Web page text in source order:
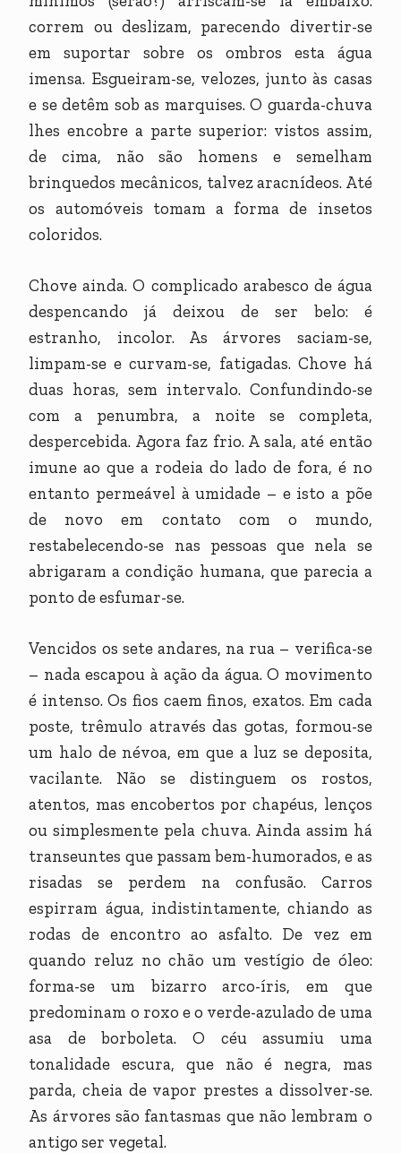
correm ou deslizam, parecendo divertir-se
em suportar sobre os ombros esta água
imensa. Esgueiram-se, velozes, junto às casas
e se detêm sob as marquises. O guarda-chuva
lhes encobre a parte superior: vistos assim,
de cima, não são homens e semelham
brinquedos mecânicos, talvez aracnídeos. Até
os automóveis tomam a forma de insetos
coloridos.
Chove ainda. O complicado arabesco de água
despencando já deixou de ser belo: é
estranho, incolor. As árvores saciam-se,
limpam-se e curvam-se, fatigadas. Chove há
duas horas, sem intervalo. Confundindo-se
com a penumbra, a noite se completa,
despercebida. Agora faz frio. A sala, até então
imune ao que a rodeia do lado de fora, é no
entanto permeável à umidade – e isto a põe
de novo em contato com o mundo,
restabelecendo-se nas pessoas que nela se
abrigaram a condição humana, que parecia a
ponto de esfumar-se.
Vencidos os sete andares, na rua – verifica-se
– nada escapou à ação da água. O movimento
é intenso. Os fios caem finos, exatos. Em cada
poste, trêmulo através das gotas, formou-se
um halo de névoa, em que a luz se deposita,
vacilante. Não se distinguem os rostos,
atentos, mas encobertos por chapéus, lenços
ou simplesmente pela chuva. Ainda assim há
transeuntes que passam bem-humorados, e as
risadas se perdem na confusão. Carros
espirram água, indistintamente, chiando as
rodas de encontro ao asfalto. De vez em
quando reluz no chão um vestígio de óleo:
forma-se um bizarro arco-íris, em que
predominam o roxo e o verde-azulado de uma
asa de borboleta. O céu assumiu uma
tonalidade escura, que não é negra, mas
parda, cheia de vapor prestes a dissolver-se.
As árvores são fantasmas que não lembram o
antigo ser vegetal.